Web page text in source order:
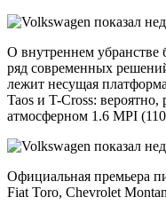
О внутреннем убранстве
ряд современных
лежит несущая
Taos и T-Cross:
атмосферном 1.6 MPI
Официальная премьера
Fiat Toro, Chevrolet